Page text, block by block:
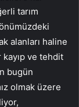
tarım
alanları haline
ve tehdit
bugün
olmak üzere